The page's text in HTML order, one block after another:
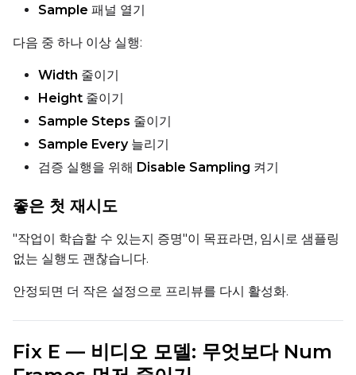
Sample 패널 열기
다음 중 하나 이상 실행:
Width 줄이기
Height 줄이기
Sample Steps 줄이기
Sample Every늘리기
검증 실행을 위해 Disable Sampling 켜기
좋은 첫 재시도
"작업이 학습할 수 있는지 증명"이 목표라면, 임시로 샘플링
없는 실행도 괜찮습니다.
안정되면 더 작은 설정으로 프리뷰를 다시 활성화.
Fix E — 비디오 모델: 무엇보다 Num